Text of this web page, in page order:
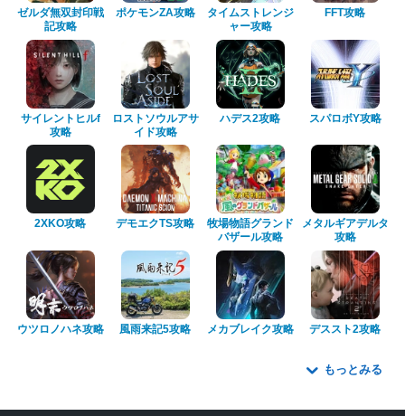
ゼルダ無双封印戦
記攻略
ポケモンZA攻略
タイムストレンジ
ャー攻略
FFT攻略
サイレントヒルf
攻略
ロストソウルアサ
イド攻略
ハデス2攻略 スパロボY攻略
2XKO攻略 デモエクTS攻略
牧場物語グランド
バザール攻略
メタルギアデルタ
攻略
ウツロノハネ攻略 風雨来記5攻略 メカブレイク攻略 デススト2攻略
もっとみる